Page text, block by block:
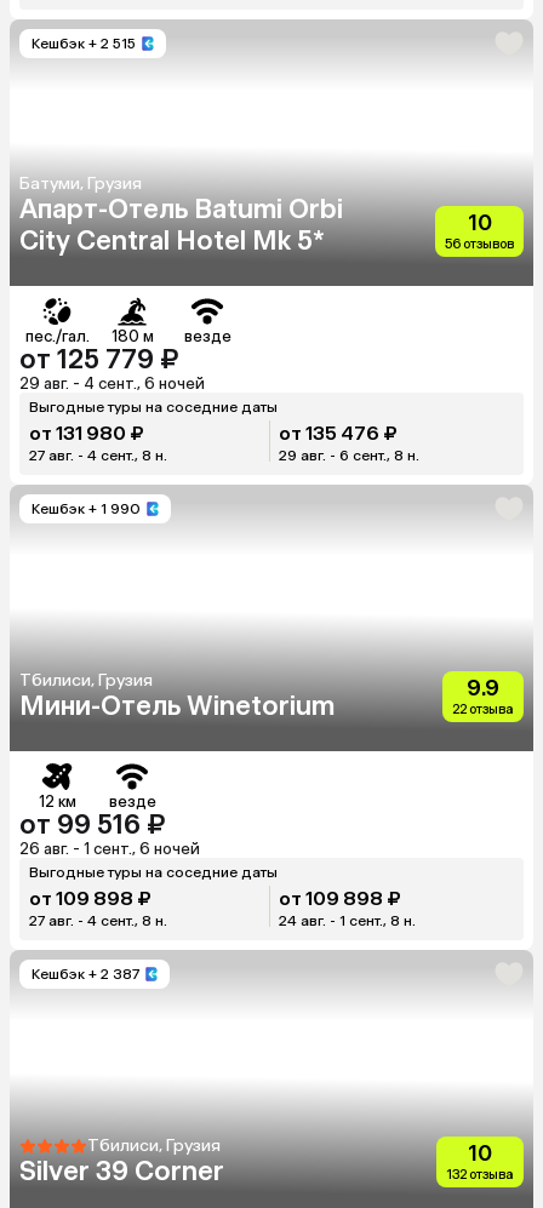
Кешбэк + 2 515
Батуми, Грузия
Апарт-Отель Batumi Orbi
City Сentral Hotel Mk 5*
10
56 отзывов
пес./гал. 180 м везде
от 125 779 ₽
29 авг. - 4 сент., 6 ночей
Выгодные туры на соседние даты
от 131 980 ₽
27 авг. - 4 сент., 8 н.
от 135 476 ₽
29 авг. - 6 сент., 8 н.
Кешбэк + 1 990
Тбилиси, Грузия
Мини-Отель Winetorium
9.9
22 отзыва
12 км везде
от 99 516 ₽
26 авг. - 1 сент., 6 ночей
Выгодные туры на соседние даты
от 109 898 ₽
27 авг. - 4 сент., 8 н.
от 109 898 ₽
24 авг. - 1 сент., 8 н.
Кешбэк + 2 387
Тбилиси, Грузия
Silver 39 Corner
10
132 отзыва